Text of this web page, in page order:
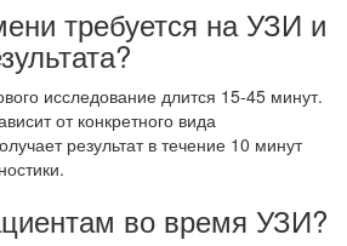
требуется на УЗИ и
исследование длится 15-45 минут.
от конкретного вида
результат в течение 10 минут
во время УЗИ?